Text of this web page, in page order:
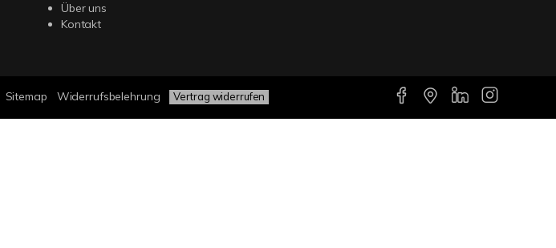
Über uns
Kontakt
Sitemap Widerrufsbelehrung Vertrag widerrufen